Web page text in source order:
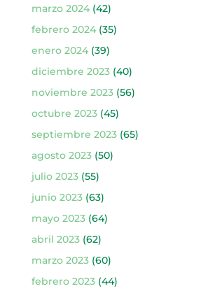
marzo 2024(42)
febrero 2024(35)
enero 2024(39)
diciembre 2023(40)
noviembre 2023(56)
octubre 2023(45)
septiembre 2023(65)
agosto 2023(50)
julio 2023(55)
junio 2023(63)
mayo 2023(64)
abril 2023(62)
marzo 2023(60)
febrero 2023(44)